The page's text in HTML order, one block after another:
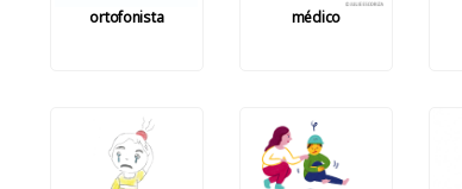
ortofonista médico